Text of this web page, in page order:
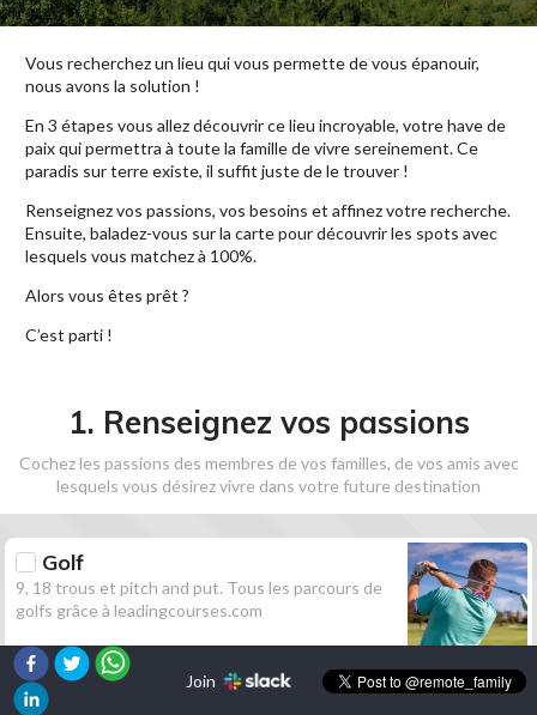
Vous recherchez un lieu qui vous permette de vous épanouir,
nous avons la solution !
En 3 étapes vous allez découvrir ce lieu incroyable, votre have de
paix qui permettra à toute la famille de vivre sereinement. Ce
paradis sur terre existe, il suffit juste de le trouver !
Renseignez vos passions, vos besoins et affinez votre recherche.
Ensuite, baladez-vous sur la carte pour découvrir les spots avec
lesquels vous matchez à 100%.
Alors vous êtes prêt ?
C’est parti !
1. Renseignez vos passions
Cochez les passions des membres de vos familles, de vos amis avec
lesquels vous désirez vivre dans votre future destination
Golf
9, 18 trous et pitch and put. Tous les parcours de
golfs grâce à leadingcourses.com
Randonnée
Join